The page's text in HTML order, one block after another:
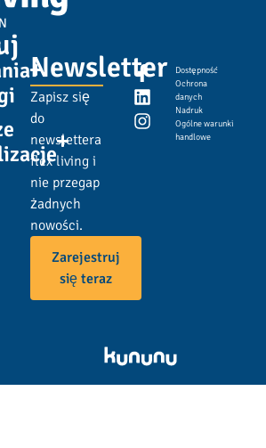
Newsletter
Zapisz się
do
newslettera
flex living i
nie przegap
żadnych
nowości.
Zarejestruj
się teraz
Dostępność
Ochrona
danych
Nadruk
Ogólne warunki
handlowe